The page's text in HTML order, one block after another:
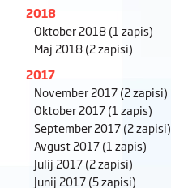
2018
Oktober 2018(1 zapis)
Maj 2018(2 zapisi)
2017
November 2017(2 zapisi)
Oktober 2017(1 zapis)
September 2017(2 zapisi)
Avgust 2017(1 zapis)
Julij 2017(2 zapisi)
Junij 2017(5 zapisi)